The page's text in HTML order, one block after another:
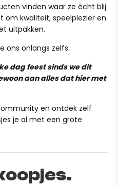
experience for your pets.
silent nail clipper is perfect
peaceful and
technology minimize
pets calm while you
kunnen betekenen!)
vinden waar ze écht blij
om kwaliteit, speelplezier en
uitpakken.
ons onlangs zelfs:
dag feest sinds we dit
aan alles dat hier met
en ontdek zelf
je al met een grote